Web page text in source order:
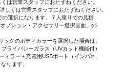
は営業スタッフにおたずねください。
くは営業スタッフにおたずねください。
選択になります。７人乗りでの見積
プション・アクセサリー選択画面」の
クのボディカラーを選択した場合は、
ライバシーガラス（UVカット機能付）
ラー＋充電用USBポート（インパネ、
ります。